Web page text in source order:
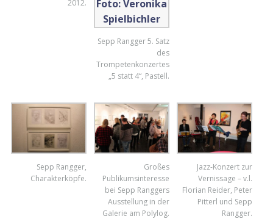
2012.
Sepp Rangger 5. Satz
des
Trompetenkonzertes
„5 statt 4“, Pastell.
Sepp Rangger,
Charakterköpfe.
Großes
Publikumsinteresse
bei Sepp Ranggers
Ausstellung in der
Galerie am Polylog.
Jazz-Konzert zur
Vernissage – v.l.
Florian Reider, Peter
Pitterl und Sepp
Rangger.